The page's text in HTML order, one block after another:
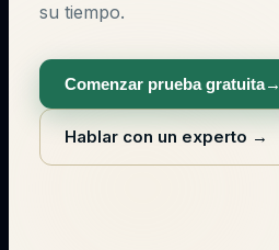
su tiempo.
Comenzar prueba gratuita→
Hablar con un experto →